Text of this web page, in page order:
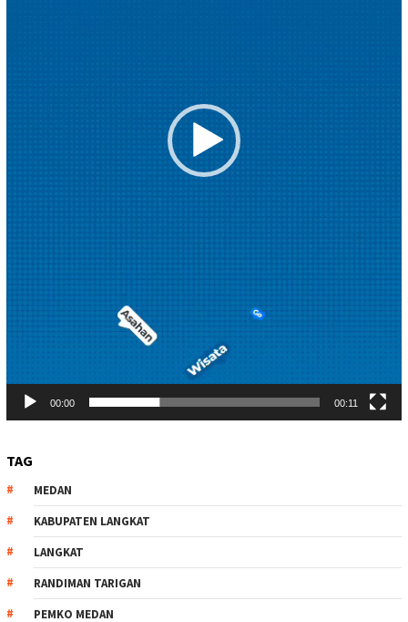
00:00 00:11
TAG
MEDAN
KABUPATEN LANGKAT
LANGKAT
RANDIMAN TARIGAN
PEMKO MEDAN